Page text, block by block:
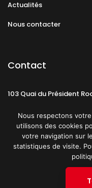
Actualités
Nous contacter
Contact
103 Quai du Président
CGU
Nous respectons
utilisons des cookies
votre navigation sur
statistiques de visite.